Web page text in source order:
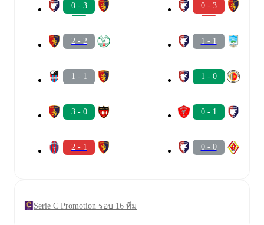
0 - 3
2 - 2
1 - 1
3 - 0
2 - 1
0 - 3
1 - 1
1 - 0
0 - 1
0 - 0
Serie C Promotion รอบ 16 ทีม